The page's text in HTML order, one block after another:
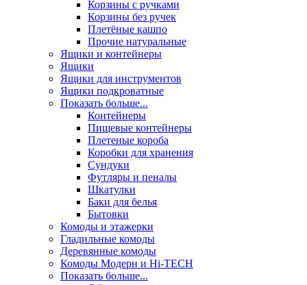
Корзины с ручками
Корзины без ручек
Плетёные кашпо
Прочие натуральные
Ящики и контейнеры
Ящики
Ящики для инструментов
Ящики подкроватные
Показать больше...
Контейнеры
Пищевые контейнеры
Плетеные короба
Коробки для хранения
Сундуки
Футляры и пеналы
Шкатулки
Баки для белья
Бытовки
Комоды и этажерки
Гладильные комоды
Деревянные комоды
Комоды Модерн и Hi-TECH
Показать больше...